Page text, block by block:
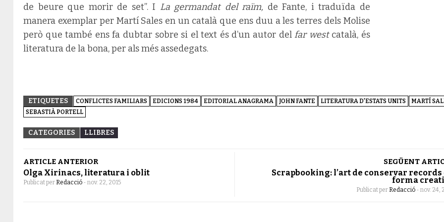
de beure que morir de set”. I La germandat del raïm, de Fante, i traduïda de
manera exemplar per Martí Sales en un català que ens duu a les terres dels Molise
però que també ens fa dubtar sobre si el text és d’un autor delfar west català, és
literatura de la bona, per als més assedegats.
ETIQUETES CONFLICTES FAMILIARS EDICIONS 1984 EDITORIAL ANAGRAMA JOHN FANTE LITERATURA D'ESTATS UNITS
MARTÍ
SEBASTIÀ PORTELL
CATEGORIES LLIBRES
ARTICLE ANTERIOR
Olga Xirinacs, literatura i oblit
Publicat per Redacció - nov. 22, 2015
SEGÜENT
Scrapbooking: l’art de conservar records
forma
Publicat per Redacció - nov. 24,